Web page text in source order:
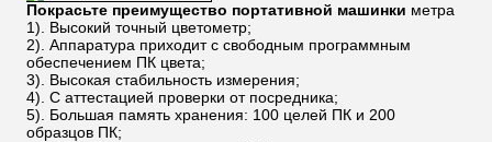
Покрасьте преимущество портативной машинки метра
1). Высокий точный цветометр;
2). Аппаратура приходит с свободным программным
обеспечением ПК цвета;
3). Высокая стабильность измерения;
4). С аттестацией проверки от посредника;
5). Большая память хранения: 100 целей ПК и 200
образцов ПК;